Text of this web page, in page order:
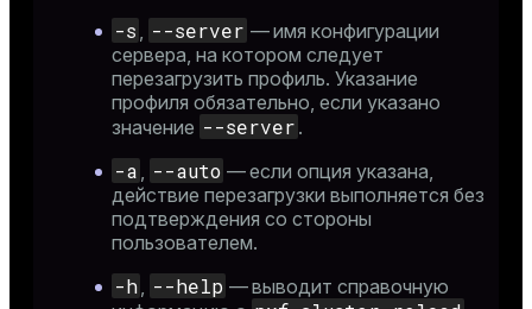
-s , --server — имя конфигурации
сервера, на котором следует
перезагрузить профиль. Указание
профиля обязательно, если указано
значение --server .
-a , --auto — если опция указана,
действие перезагрузки выполняется без
подтверждения со стороны
пользователем.
-h, --help — выводит справочную